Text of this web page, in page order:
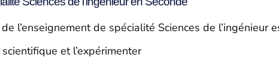
l’enseignement de spécialité Sciences de l’ingénieur
et l’expérimenter